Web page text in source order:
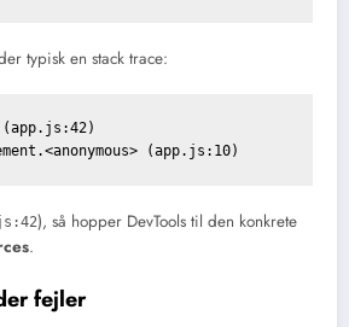
typisk en stack trace:
(app.js:42)
(app.js:10)
), så hopper DevTools til den konkrete
.
fejler